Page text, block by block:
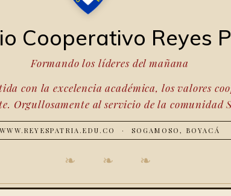
Cooperativo Reyes
Formando los líderes del mañana
con la excelencia académica, los valores
Orgullosamente al servicio de la comunidad
WWW.REYESPATRIA.EDU.CO · SOGAMOSO, BOYACÁ
❧ ❧ ❧